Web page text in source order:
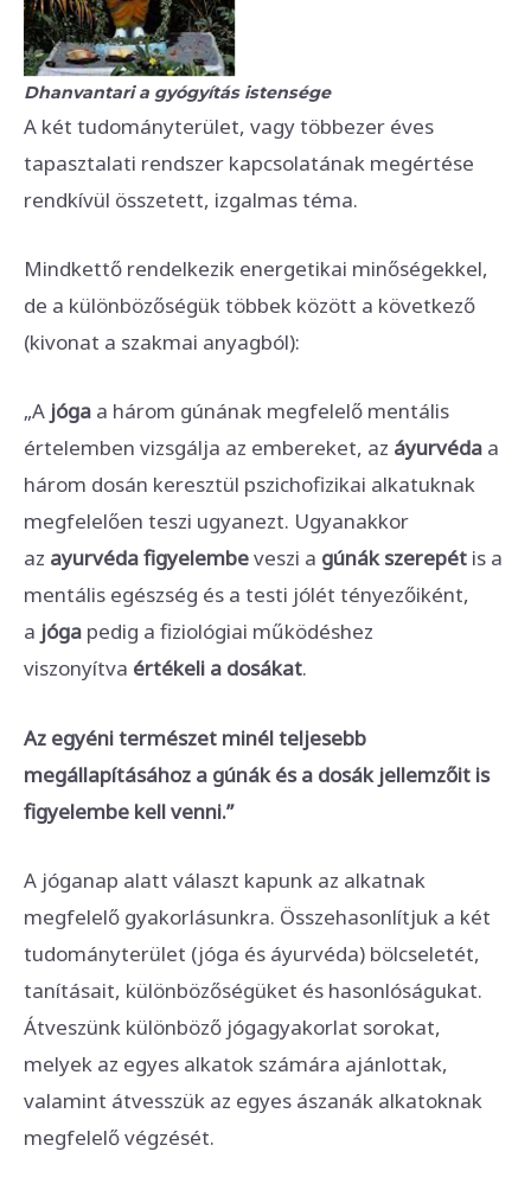
Dhanvantari a gyógyítás istensége
A két tudományterület, vagy többezer éves
tapasztalati rendszer kapcsolatának megértése
rendkívül összetett, izgalmas téma.
Mindkettő rendelkezik energetikai minőségekkel,
de a különbözőségük többek között a következő
(kivonat a szakmai anyagból):
„A jóga a három gúnának megfelelő mentális
értelemben vizsgálja az embereket, az áyurvéda a
három dosán keresztül pszichofizikai alkatuknak
megfelelően teszi ugyanezt. Ugyanakkor
az ayurvéda figyelembeveszi a gúnák szerepét is a
mentális egészség és a testi jólét tényezőiként,
a jóga pedig a fiziológiai működéshez
viszonyítva értékeli a dosákat.
Az egyéni természet minél teljesebb
megállapításához a gúnák és a dosák jellemzőit is
figyelembe kell venni.”
A jóganap alatt választ kapunk az alkatnak
megfelelő gyakorlásunkra. Összehasonlítjuk a két
tudományterület (jóga és áyurvéda) bölcseletét,
tanításait, különbözőségüket és hasonlóságukat.
Átveszünk különböző jógagyakorlat sorokat,
melyek az egyes alkatok számára ajánlottak,
valamint átvesszük az egyes ászanák alkatoknak
megfelelő végzését.